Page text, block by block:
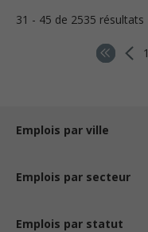
31 - 45 de 2535 résultats
1
Emplois par ville
Emplois par secteur
Emplois par statut